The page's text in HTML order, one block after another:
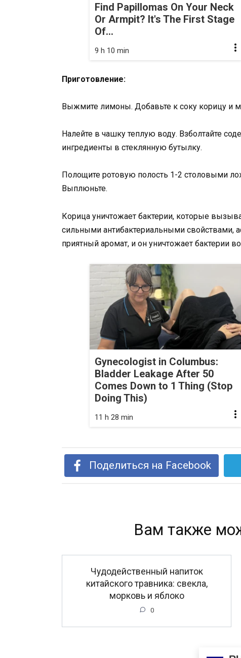
Find Papillomas On Your Neck
Or Armpit? It's The First Stage
Of...
9 h 10 min
Приготовление:
Выжмите лимоны. Добавьте к соку корицу и
Налейте в чашку теплую воду. Взболтайте
ингредиенты в стеклянную бутылку.
Полощите ротовую полость 1-2 столовыми
Выплюньте.
Корица уничтожает бактерии, которые
сильными антибактериальными свойствами,
приятный аромат, и он уничтожает бактерии во
Gynecologist in Columbus:
Bladder Leakage After 50
Comes Down to 1 Thing (Stop
Doing This)
11 h 28 min
Поделиться на Facebook
Вам также
Чудодейственный напиток
китайского травника: свекла,
морковь и яблоко
0